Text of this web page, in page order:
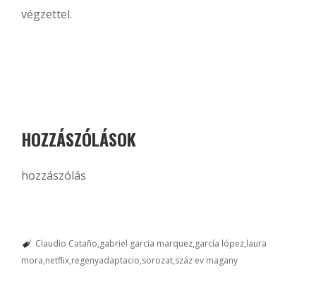
végzettel.
HOZZÁSZÓLÁSOK
hozzászólás
Claudio Cataño gabriel garcia marquez garcía lópez laura
mora netflix regenyadaptacio sorozat száz ev magany